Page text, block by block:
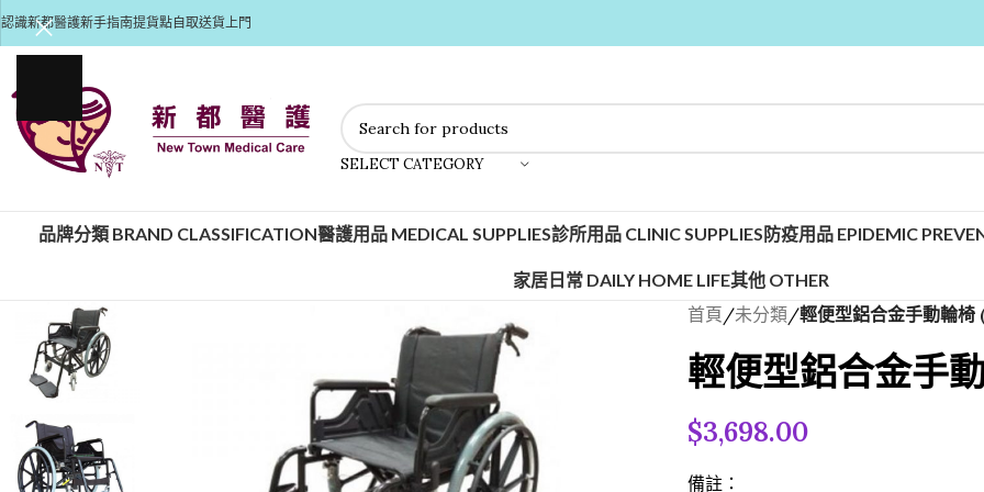
認識新都醫護新手指南提貨點自取送貨上門
SELECT CATEGORY
品牌分類 BRAND CLASSIFICATION醫護用品 MEDICAL SUPPLIES診所用品 CLINIC SUPPLIES防疫用品 EPIDEMIC
家居日常 DAILY HOME LIFE其他 OTHER
首頁/未分類/輕便型鋁合金手動輪椅
輕便型鋁合金手
$3,698.00
備註：